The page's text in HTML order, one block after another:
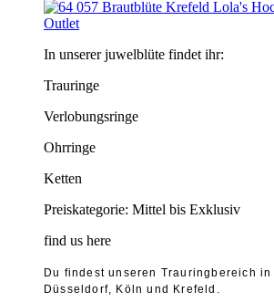
Outlet
In unserer juwelblüte findet ihr:
Trauringe
Verlobungsringe
Ohrringe
Ketten
Preiskategorie: Mittel bis Exklusiv
find us here
Du findest unseren Trauringbereich
Düsseldorf, Köln und Krefeld.